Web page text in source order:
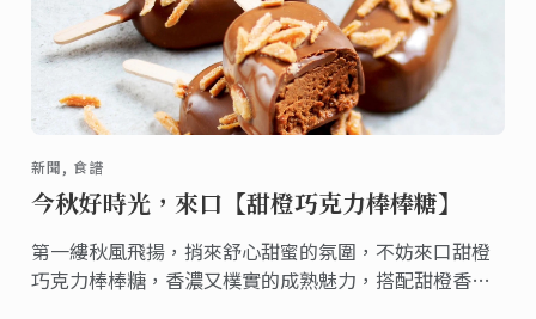
新聞, 食譜
今秋好時光，來口【甜橙巧克力棒棒糖】
第一縷秋風飛揚，捎來舒心甜蜜的氛圍，不妨來口甜橙
巧克力棒棒糖，香濃又樸實的成熟魅力，搭配甜橙香氣